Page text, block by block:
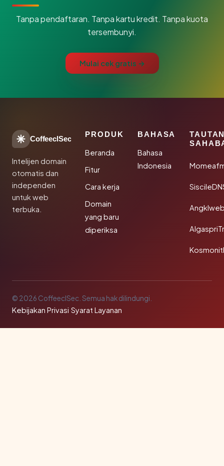
Tanpa pendaftaran. Tanpa kartu kredit. Tanpa kuota
tersembunyi.
Mulai cek gratis →
CoffeeclSec
Intelijen domain
otomatis dan
independen
untuk web
terbuka.
PRODUK
Beranda
Fitur
Cara kerja
Domain
yang baru
diperiksa
BAHASA
Bahasa
Indonesia
© 2026 CoffeeclSec. Semua hak dilindungi.
Kebijakan Privasi·Syarat Layanan